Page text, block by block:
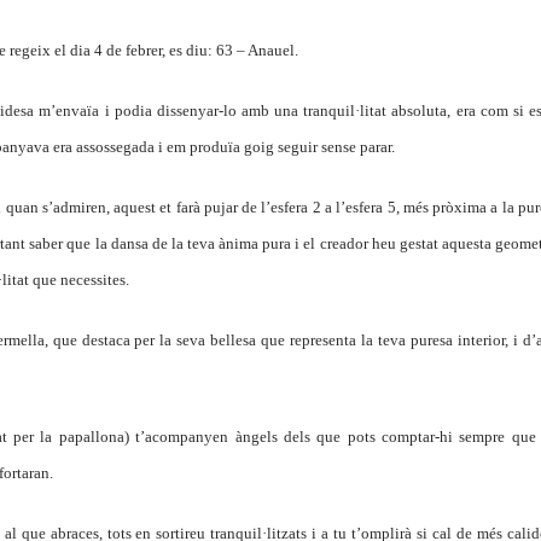
regeix el dia 4 de febrer, es diu: 63 – Anauel.
m’envaïa i podia dissenyar-lo amb una tranquil·litat absoluta, era com si
era assossegada i em produïa goig seguir sense parar.
s’admiren, aquest et farà pujar de l’esfera 2 a l’esfera 5, més pròxima a la
saber que la dansa de la teva ànima pura i el creador heu gestat aquesta
que necessites.
que destaca per la seva bellesa que representa la teva puresa interior, i
per la papallona) t’acompanyen àngels dels que pots comptar-hi sempre que
que abraces, tots en sortireu tranquil·litzats i a tu t’omplirà si cal de més